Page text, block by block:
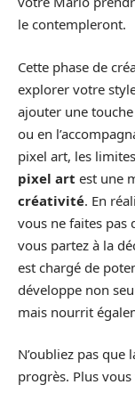
le contempleront.
Cette phase de
explorer votre
ajouter une
ou en
pixel art, les
pixel art est une
créativité. En
vous ne faites pas
vous partez à la
est chargé de
développe non
mais nourrit
N’oubliez pas
progrès. Plus